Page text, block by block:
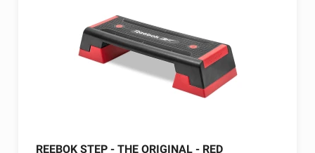
REEBOK STEP - THE ORIGINAL - RED